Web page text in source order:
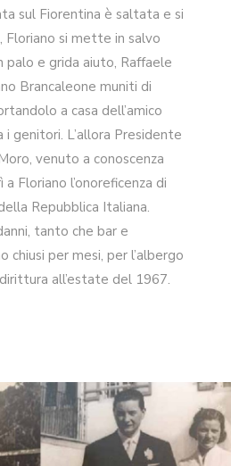
sul Fiorentina è saltata e si
Floriano si mette in salvo
palo e grida aiuto, Raffaele
Brancaleone muniti di
a casa dell’amico
genitori. L’allora Presidente
venuto a conoscenza
Floriano l’onoreficenza di
Repubblica Italiana.
tanto che bar e
chiusi per mesi, per l’albergo
all’estate del 1967.